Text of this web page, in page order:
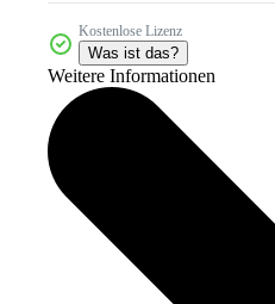
Kostenlose Lizenz
Was ist das?
Weitere Informationen